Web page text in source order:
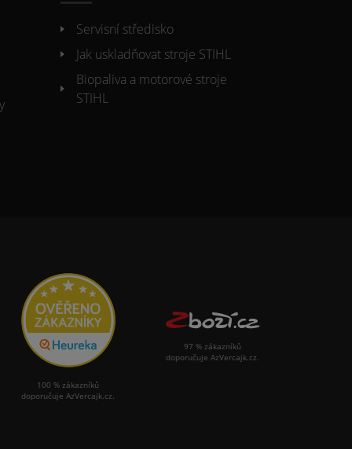
Servisní středisko
Jak uskladňovat stroje STIHL
Biopaliva a motorové stroje
STIHL
100 % zákazníků
doporučuje AzVercajk.cz.
97 % zákazníků
doporučuje AzVercajk.cz.